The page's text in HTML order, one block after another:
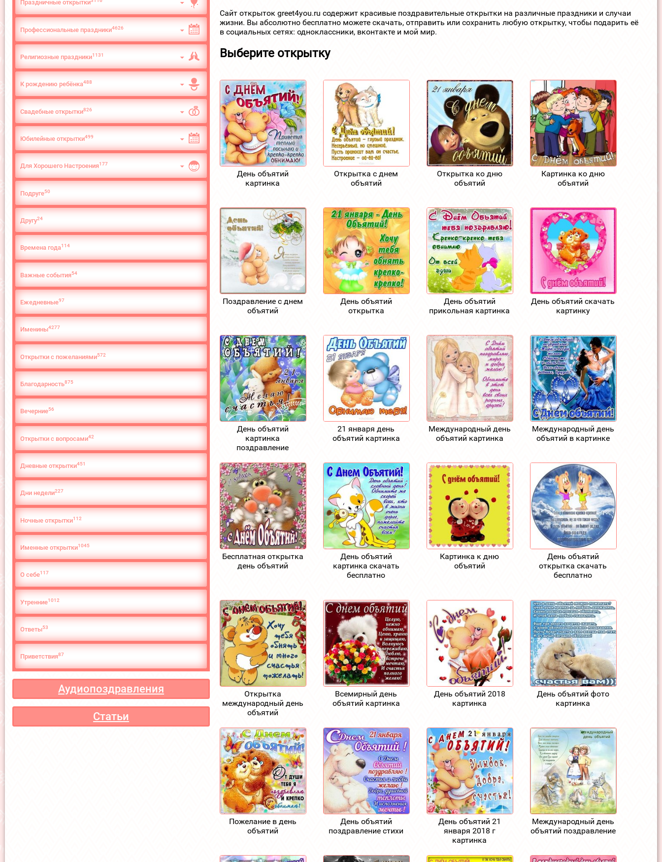
Праздничные открытки
Профессиональные праздники4626
Религиозные праздники1131
К рождению ребёнка488
Свадебные открытки826
Юбилейные открытки499
Для Хорошего Настроения177
Подруге50
Другу24
Времена года114
Важные события54
Ежедневные97
Именины4277
Открытки с пожеланиями572
Благодарность875
Вечерние56
Открытки с вопросами42
Дневные открытки451
Дни недели227
Ночные открытки112
Именные открытки1045
О cебе117
Утренние1012
Ответы53
Приветствия87
Аудиопоздравления
Статьи
Сайт открыток greet4you.ru содержит красивые поздравительные открытки на различные праздники и случаи
жизни. Вы абсолютно бесплатно можете скачать, отправить или сохранить любую открытку, чтобы подарить её
в социальных сетях: одноклассники, вконтакте и мой мир.
Выберите открытку
День объятий
картинка
Открытка с днем
объятий
Открытка ко дню
объятий
Картинка ко дню
объятий
Поздравление с днем
объятий
День объятий
открытка
День объятий
прикольная картинка
День объятий скачать
картинку
День объятий
картинка
поздравление
21 января день
объятий картинка
Международный день
объятий картинка
Международный день
объятий в картинке
Бесплатная открытка
день объятий
День объятий
картинка скачать
бесплатно
Картинка к дню
объятий
День объятий
открытка скачать
бесплатно
Открытка
международный день
объятий
Всемирный день
объятий картинка
День объятий 2018
картинка
День объятий фото
картинка
Пожелание в день
объятий
День объятий
поздравление стихи
День объятий 21
января 2018 г
картинка
Международный день
объятий поздравление